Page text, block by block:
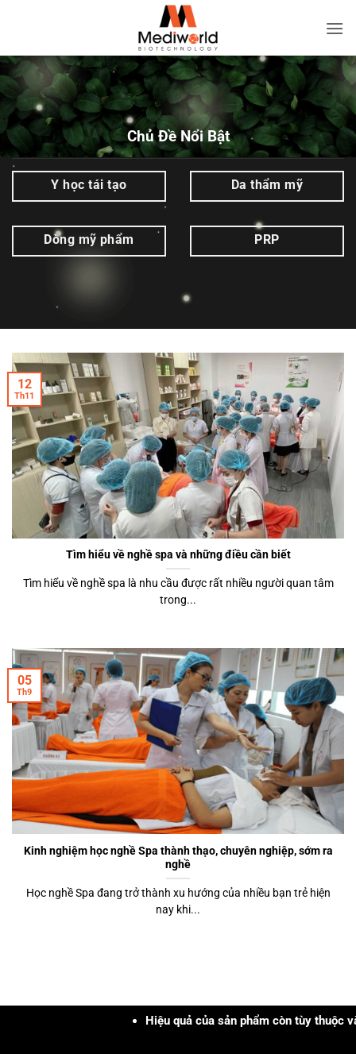
dungnghề
Spa
|
Mediworld
Chủ Đề Nổi Bật
Y học tái tạo Da thẩm mỹ
Dòng mỹ phẩm PRP
Tìm hiểu về nghề spa và những điều cần biết
Tìm hiểu về nghề spa là nhu cầu được rất nhiều người quan tâm
trong...
12
Th11
Kinh nghiệm học nghề Spa thành thạo, chuyên nghiệp, sớm ra
nghề
Học nghề Spa đang trở thành xu hướng của nhiều bạn trẻ hiện
nay khi...
05
Th9
Hiệu quả của sản phẩm còn tùy thuộc vào